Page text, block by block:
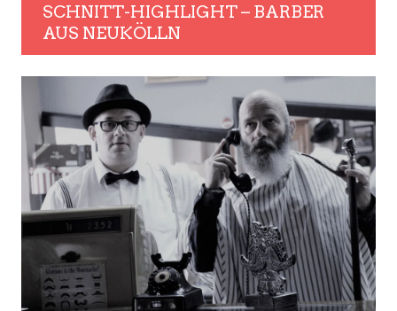
SCHNITT-HIGHLIGHT – BARBER
AUS NEUKÖLLN